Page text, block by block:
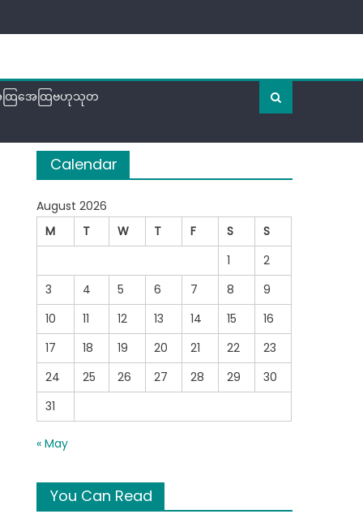
ြအေထြဗဟုသုတ
Calendar
August 2026
M
T W T F S
S
1
2
3
4 5 6 7 8
9
10
11 12 13 14 15
16
17
18 19 20 21 22
23
24
25 26 27 28 29
30
31
« May
You Can Read